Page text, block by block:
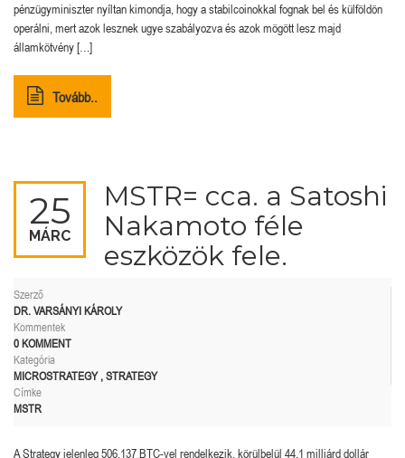
pénzügyminiszter nyíltan kimondja, hogy a stabilcoinokkal fognak bel és külföldön
operálni, mert azok lesznek ugye szabályozva és azok mögött lesz majd
államkötvény […]
Tovább..
25
MÁRC
MSTR= cca. a Satoshi
Nakamoto féle
eszközök fele.
Szerző
DR. VARSÁNYI KÁROLY
Kommentek
0 KOMMENT
Kategória
MICROSTRATEGY, STRATEGY
Címke
MSTR
A Strategy jelenleg 506.137 BTC-vel rendelkezik, körülbelül 44,1 milliárd dollár